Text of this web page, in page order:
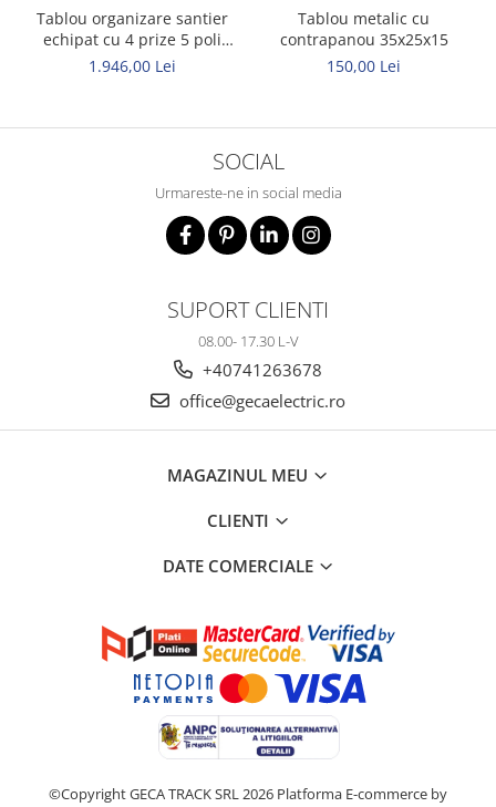
Tablou organizare santier
echipat cu 4 prize 5 poli
32A 4 prize schuko si
685x330x150mm
1.946,00 Lei
Tablou metalic cu
contrapanou 35x25x15
150,00 Lei
SOCIAL
Urmareste-ne in social media
SUPORT CLIENTI
08.00- 17.30 L-V
+40741263678
office@gecaelectric.ro
MAGAZINUL MEU
CLIENTI
DATE COMERCIALE
©Copyright GECA TRACK SRL 2026 Platforma E-commerce by